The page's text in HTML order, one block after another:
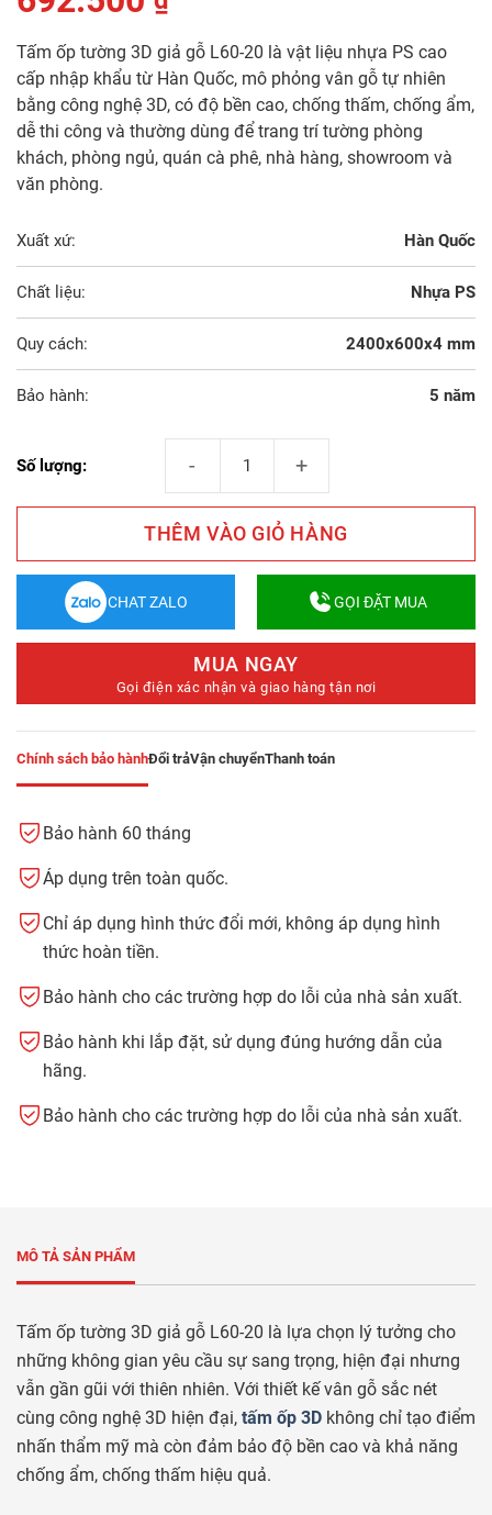
Tấm ốp tường 3D giả gỗ L60-20 là vật liệu nhựa PS cao
cấp nhập khẩu từ Hàn Quốc, mô phỏng vân gỗ tự nhiên
bằng công nghệ 3D, có độ bền cao, chống thấm, chống ẩm,
dễ thi công và thường dùng để trang trí tường phòng
khách, phòng ngủ, quán cà phê, nhà hàng, showroom và
văn phòng.
Xuất xứ: Hàn Quốc
Chất liệu: Nhựa PS
Quy cách: 2400x600x4 mm
Bảo hành: 5 năm
Số lượng:
THÊM VÀO GIỎ HÀNG
CHAT ZALO GỌI ĐẶT MUA
MUA NGAY
Gọi điện xác nhận và giao hàng tận nơi
Chính sách bảo hànhĐổi trảVận chuyểnThanh toán
Bảo hành 60 tháng
Áp dụng trên toàn quốc.
Chỉ áp dụng hình thức đổi mới, không áp dụng hình
thức hoàn tiền.
Bảo hành cho các trường hợp do lỗi của nhà sản xuất.
Bảo hành khi lắp đặt, sử dụng đúng hướng dẫn của
hãng.
Bảo hành cho các trường hợp do lỗi của nhà sản xuất.
MÔ TẢ SẢN PHẨM
Tấm ốp tường 3D giả gỗ L60-20 là lựa chọn lý tưởng cho
những không gian yêu cầu sự sang trọng, hiện đại nhưng
vẫn gần gũi với thiên nhiên. Với thiết kế vân gỗ sắc nét
cùng công nghệ 3D hiện đại, tấm ốp 3D không chỉ tạo điểm
nhấn thẩm mỹ mà còn đảm bảo độ bền cao và khả năng
chống ẩm, chống thấm hiệu quả.